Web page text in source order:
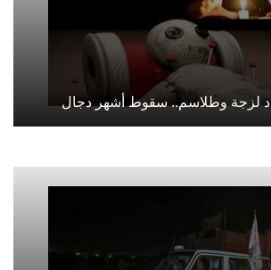
لزجة وطلاسم.. سقوط أشهر دجال